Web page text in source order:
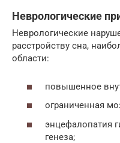
Неврологические
Неврологические
расстройству сна,
области:
повышенное
ограниченная
энцефалопатия
генеза;